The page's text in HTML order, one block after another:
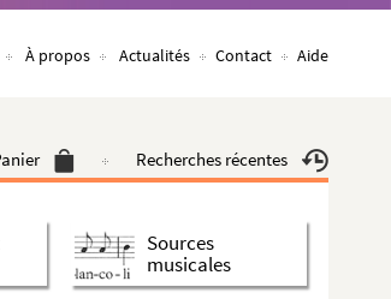
À propos Actualités Contact Aide
Recherches récentes
Sources
musicales